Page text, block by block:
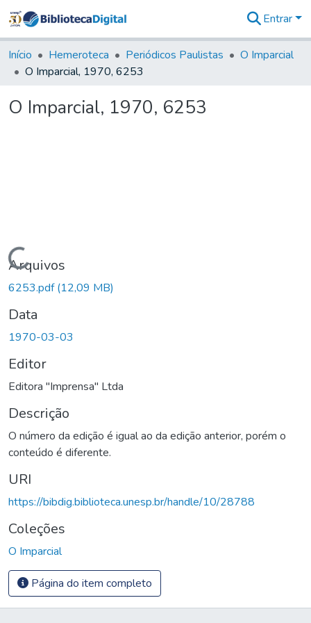
&
Coleções
Tudo na
Digital
Entrar
Início Hemeroteca Periódicos Paulistas
O Imparcial
O Imparcial, 1970, 6253
O Imparcial, 1970, 6253
Carregando...
Arquivos
6253.pdf(12,09 MB)
Data
1970-03-03
Editor
Editora "Imprensa" Ltda
Descrição
O número da edição é igual ao da edição anterior, porém o
conteúdo é diferente.
URI
https://bibdig.biblioteca.unesp.br/handle/10/28788
Coleções
O Imparcial
Página do item completo